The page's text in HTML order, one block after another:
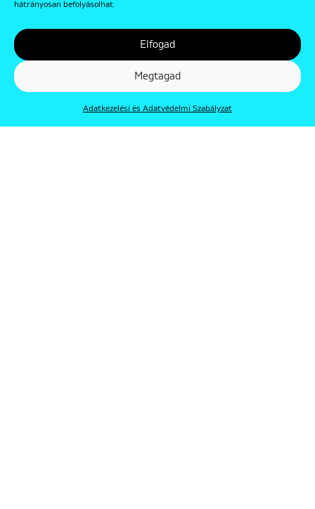
hátrányosan befolyásolhat.
Elfogad
Megtagad
Adatkezelési és Adatvédelmi Szabályzat